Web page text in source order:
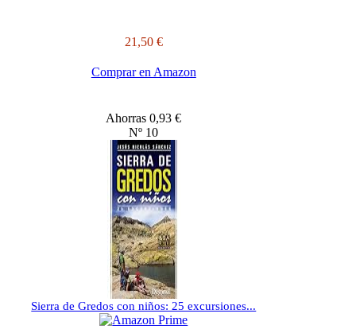
21,50 €
Comprar en Amazon
Ahorras 0,93 €
Nº 10
Sierra de Gredos con niños: 25 excursiones...